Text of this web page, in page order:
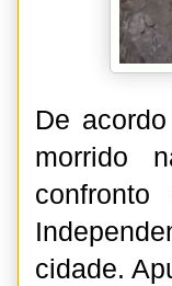
De
morrido
cidade.